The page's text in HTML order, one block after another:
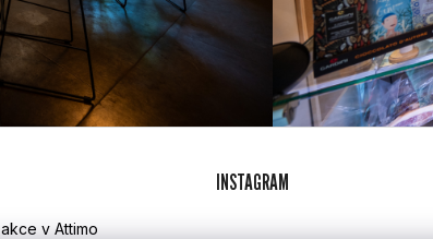
v Attimo
INSTAGRAM